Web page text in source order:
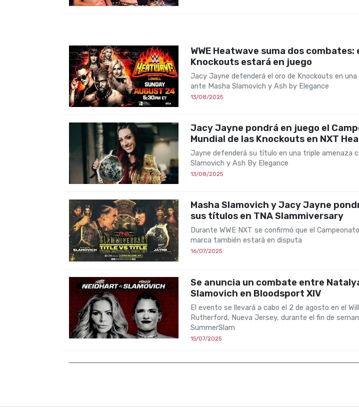
WWE Heatwave suma dos
Knockouts estará en juego
Jacy Jayne defenderá el oro de Knockouts en
ante Masha Slamovich y Ash by Elegance
13/08/2025
Jacy Jayne pondrá en juego el
Mundial de las Knockouts en NXT
Jayne defenderá su título en una triple amenaza
Slamovich y Ash By Elegance
13/08/2025
Masha Slamovich y Jacy Jayne
sus títulos en TNA Slammiversary
Durante WWE NXT se confirmó que el
marca también estará en disputa
16/07/2025
Se anuncia un combate entre
Slamovich en Bloodsport XIV
El evento se llevará a cabo el 2 de agosto en el
Rutherford, Nueva Jersey, durante el fin de
SummerSlam
15/07/2025